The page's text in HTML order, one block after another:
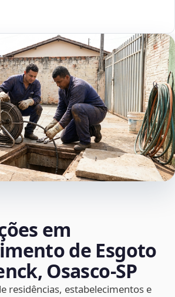
em
de Esgoto
Osasco‑SP
residências, estabelecimentos e